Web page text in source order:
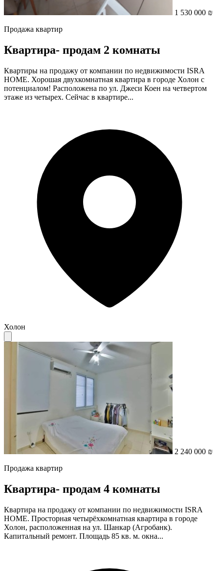
1 530 000 ₪
Продажа квартир
Квартира- продам 2 комнаты
Квартиры на продажу от компании по недвижимости ISRA
HOME. Хорошая двухкомнатная квартира в городе Холон с
потенциалом! Расположена по ул. Джеси Коен на четвертом
этаже из четырех. Сейчас в квартире...
Холон
2 240 000 ₪
Продажа квартир
Квартира- продам 4 комнаты
Квартира на продажу от компании по недвижимости ISRA
HOME. Просторная четырёхкомнатная квартира в городе
Холон, расположенная на ул. Шанкар (Агробанк).
Капитальный ремонт. Площадь 85 кв. м. окна...